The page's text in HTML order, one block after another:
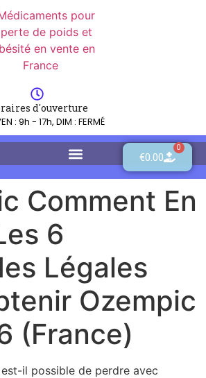
d'ouverture
: 9h - 17h, DIM : FERMÉ
€0.00
0
Comment En
6
Légales
Ozempic
(France)